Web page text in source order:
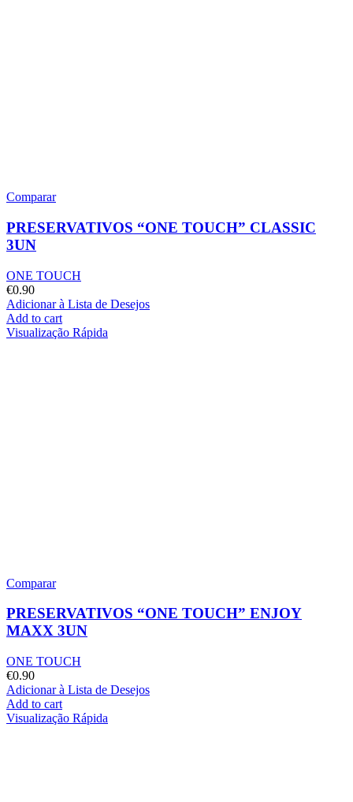
Comparar
PRESERVATIVOS “ONE TOUCH” CLASSIC
3UN
ONE TOUCH
€0.90
Adicionar à Lista de Desejos
Add to cart
Visualização Rápida
Comparar
PRESERVATIVOS “ONE TOUCH” ENJOY
MAXX 3UN
ONE TOUCH
€0.90
Adicionar à Lista de Desejos
Add to cart
Visualização Rápida